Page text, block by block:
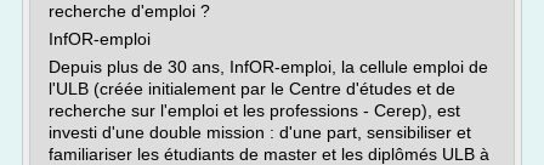
recherche d'emploi ?
InfOR-emploi
Depuis plus de 30 ans, InfOR-emploi, la cellule emploi de
l'ULB (créée initialement par le Centre d'études et de
recherche sur l'emploi et les professions - Cerep), est
investi d'une double mission : d'une part, sensibiliser et
familiariser les étudiants de master et les diplômés ULB à